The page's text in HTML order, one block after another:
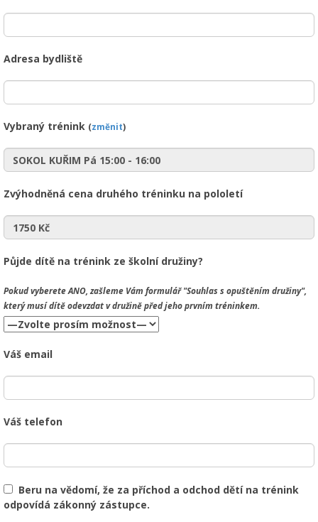
Adresa bydliště
Vybraný trénink (změnit)
Zvýhodněná cena druhého tréninku na pololetí
Půjde dítě na trénink ze školní družiny?
Pokud vybereteANO , zašleme Vám formulář "Souhlas s opuštěním družiny",
který musí dítě odevzdat v družině před jeho prvním tréninkem.
Váš email
Váš telefon
Beru na vědomí, že za příchod a odchod dětí na trénink
odpovídá zákonný zástupce.